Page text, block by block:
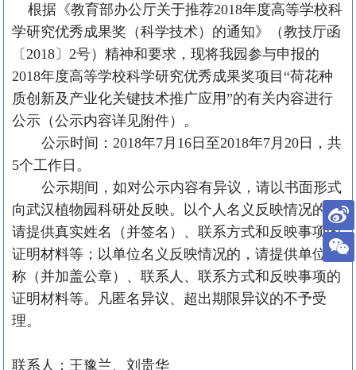
根据《教育部办公厅关于推荐2018年度高等学校科
学研究优秀成果奖（科学技术）的通知》（教技厅函
〔2018〕 2号）精神和要求，现将我园参与申报的
2018年度高等学校科学研究优秀成果奖项目“荷花种
质创新及产业化关键技术推广应用”的有关内容进行
公示（公示内容详见附件）。
公示时间： 2018年7 月 16日至2018年7 月 20日，共
5个工作日。
公示期间，如对公示内容有异议，请以书面形式
向武汉植物园科研处反映。以个人名义反映情况的，
请提供真实姓名（并签名）、联系方式和反映事项的
证明材料等；以单位名义反映情况的，请提供单位名
称（并加盖公章）、联系人、联系方式和反映事项的
证明材料等。凡匿名异议、超出期限异议的不予受
理。
联系人：王豫兰、刘贵华